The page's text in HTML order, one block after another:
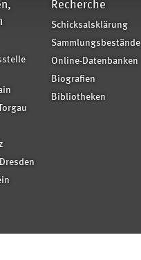
Recherche
Schicksalsklärung
Sammlungsbestände
Online-Datenbanken
Biografien
Bibliotheken